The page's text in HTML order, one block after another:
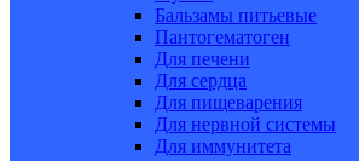
Бальзамы питьевые
Пантогематоген
Для печени
Для сердца
Для пищеварения
Для нервной системы
Для иммунитета